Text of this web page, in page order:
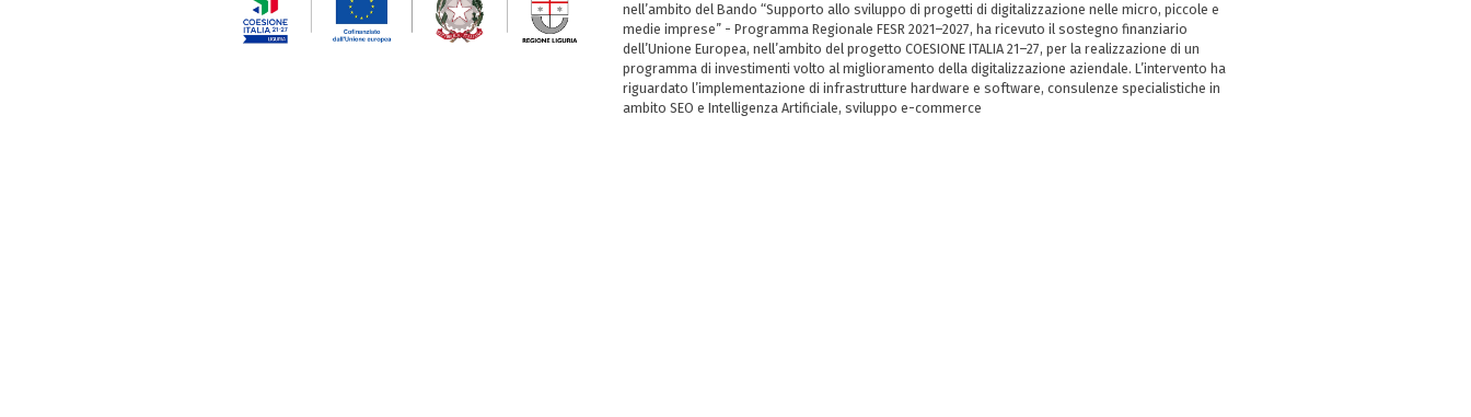
nell’ambito del Bando “Supporto allo sviluppo di progetti di digitalizzazione nelle micro, piccole e
medie imprese” - Programma Regionale FESR 2021–2027, ha ricevuto il sostegno finanziario
dell’Unione Europea, nell’ambito del progetto COESIONE ITALIA 21–27, per la realizzazione di un
programma di investimenti volto al miglioramento della digitalizzazione aziendale. L’intervento ha
riguardato l’implementazione di infrastrutture hardware e software, consulenze specialistiche in
ambito SEO e Intelligenza Artificiale, sviluppo e-commerce